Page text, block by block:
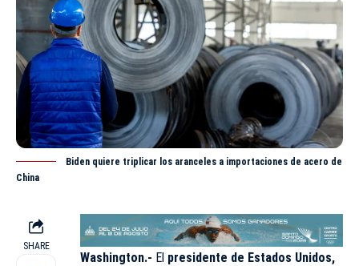
Biden quiere triplicar los aranceles a importaciones de acero de
China
SHARE
Washington.- El presidente de Estados Unidos,